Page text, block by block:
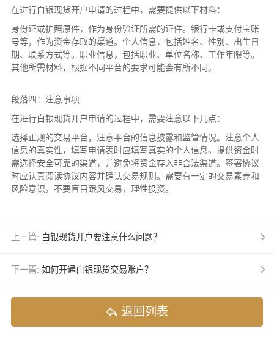
在进行白银现货开户申请的过程中，需要提供以下材料：
身份证或护照原件，作为身份验证所需的证件。银行卡或支付宝账
号等，作为资金存取的渠道。个人信息，包括姓名、性别、出生日
期、联系方式等。职业信息，包括职业、单位名称、工作年限等。
其他所需材料，根据不同平台的要求可能会有所不同。
段落四：注意事项
在进行白银现货开户申请的过程中，需要注意以下几点：
选择正规的交易平台，注意平台的信息披露和监管情况。注意个人
信息的真实性，填写申请表时应填写真实的个人信息。提供资金时
需选择安全可靠的渠道，并避免将资金存入非合法渠道。签署协议
时应认真阅读协议内容并确认交易规则。需要有一定的交易素养和
风险意识，不要盲目跟风交易，理性投资。
上一篇: 白银现货开户要注意什么问题？
下一篇: 如何开通白银现货交易账户？
返回列表